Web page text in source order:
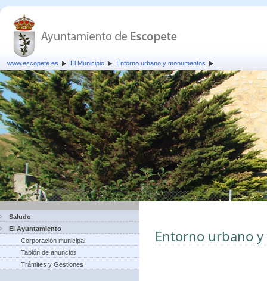
www.escopete.es El Municipio Entorno urbano y monumentos
Saludo
El Ayuntamiento
Corporación municipal
Tablón de anuncios
Trámites y Gestiones
Entorno urbano